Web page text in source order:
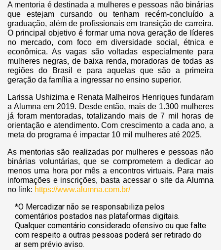
A mentoria é destinada a mulheres e pessoas não binárias
que estejam cursando ou tenham recém-concluído a
graduação, além de profissionais em transição de carreira.
O principal objetivo é formar uma nova geração de líderes
no mercado, com foco em diversidade social, étnica e
econômica. As vagas são voltadas especialmente para
mulheres negras, de baixa renda, moradoras de todas as
regiões do Brasil e para aquelas que são a primeira
geração da família a ingressar no ensino superior.
Larissa Ushizima e Renata Malheiros Henriques fundaram
a Alumna em 2019. Desde então, mais de 1.300 mulheres
já foram mentoradas, totalizando mais de 7 mil horas de
orientação e atendimento. Com crescimento a cada ano, a
meta do programa é impactar 10 mil mulheres até 2025.
As mentorias são realizadas por mulheres e pessoas não
binárias voluntárias, que se comprometem a dedicar ao
menos uma hora por mês a encontros virtuais. Para mais
informações e inscrições, basta acessar o site da Alumna
no link: https://www.alumna.com.br/
*O Mercadizar não se responsabiliza pelos
comentários postados nas plataformas digitais.
Qualquer comentário considerado ofensivo ou que falte
com respeito a outras pessoas poderá ser retirado do
ar sem prévio aviso.